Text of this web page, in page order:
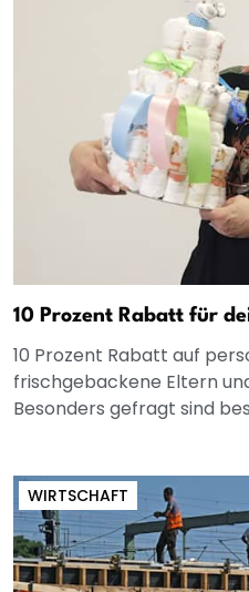
10 Prozent Rabatt für
10 Prozent Rabatt auf
frischgebackene Eltern
Besonders gefragt sind
WIRTSCHAFT